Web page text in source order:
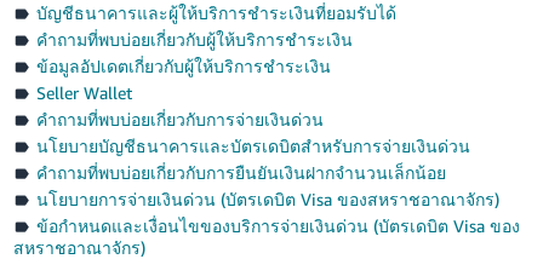
บัญชีธนาคารและผู้ให้บริการชำระเงินที่ยอมรับได้
คำถามที่พบบ่อยเกี่ยวกับผู้ให้บริการชำระเงิน
ข้อมูลอัปเดตเกี่ยวกับผู้ให้บริการชำระเงิน
Seller Wallet
คำถามที่พบบ่อยเกี่ยวกับการจ่ายเงินด่วน
นโยบายบัญชีธนาคารและบัตรเดบิตสำหรับการจ่ายเงินด่วน
คำถามที่พบบ่อยเกี่ยวกับการยืนยันเงินฝากจำนวนเล็กน้อย
นโยบายการจ่ายเงินด่วน (บัตรเดบิต Visa ของสหราชอาณาจักร)
ข้อกำหนดและเงื่อนไขของบริการจ่ายเงินด่วน (บัตรเดบิต Visa ของ
สหราชอาณาจักร)